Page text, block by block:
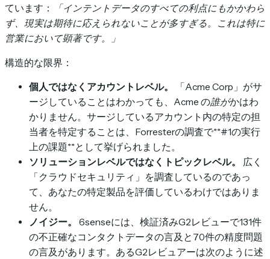
ています：
「インテントデータのすべての利点にもかかわら
ず、現実は期待に応えられないことが多すぎる。これは特に
営業において顕著です。」
構造的な限界：
個人ではなくアカウントレベル。
「Acme Corp」がサ
ージしていることはわかっても、Acme の誰がかはわ
かりません。サージしているアカウント内の特定の担
当者を特定することは、Forresterの調査で**#1の実行
上の課題**として挙げられました。
ソリューションレベルではなくトピックレベル。
広く
「クラウドセキュリティ」を調査しているのであっ
て、あなたの特定製品を評価しているわけではありま
せん。
ノイジー。
6senseには、検証済みG2レビューで131件
の不正確なコンタクトデータの言及と70件の精度問題
の言及があります。あるG2レビュアーは次のように述